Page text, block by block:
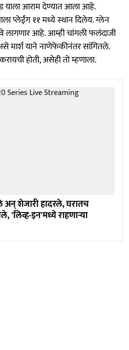
आराम देण्यात आला आहे.
प्लेईंग ११ मध्ये स्थान दिलेय. ग्लेन
आहे. आम्ही चांगली फलंदाजी
मार्श याने नाणेफेकीनंतर सांगितले.
होती, असेही तो म्हणाला.
अन् शेजारी हादरले, घरातच
'लिव्ह-इन'मध्ये राहणाऱ्या